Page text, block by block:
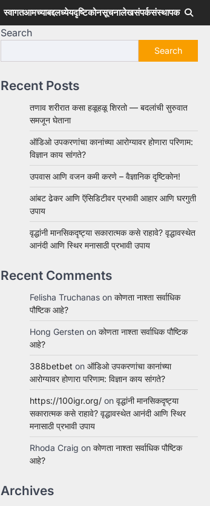
स्वागतआमच्याबद्दलध्येयदृष्टिकोनसूचनालेखसंपर्कसंस्थापक
Search
Search
Recent Posts
तणाव शरीरात कसा हळूहळू शिरतो — बदलांची सुरुवात
समजून घेताना
ऑडिओ उपकरणांचा कानांच्या आरोग्यावर होणारा परिणाम:
विज्ञान काय सांगते?
उपवास आणि वजन कमी करणे – वैज्ञानिक दृष्टिकोन!
आंबट ढेकर आणि ऍसिडिटीवर प्रभावी आहार आणि घरगुती
उपाय
वृद्धांनी मानसिकदृष्ट्या सकारात्मक कसे राहावे? वृद्धावस्थेत
आनंदी आणि स्थिर मनासाठी प्रभावी उपाय
Recent Comments
Felisha Truchanas on कोणता नाश्ता सर्वाधिक
पौष्टिक आहे?
Hong Gersten on कोणता नाश्ता सर्वाधिक पौष्टिक
आहे?
388betbet on ऑडिओ उपकरणांचा कानांच्या
आरोग्यावर होणारा परिणाम: विज्ञान काय सांगते?
https://100igr.org/ on वृद्धांनी मानसिकदृष्ट्या
सकारात्मक कसे राहावे? वृद्धावस्थेत आनंदी आणि स्थिर
मनासाठी प्रभावी उपाय
Rhoda Craig on कोणता नाश्ता सर्वाधिक पौष्टिक
आहे?
Archives